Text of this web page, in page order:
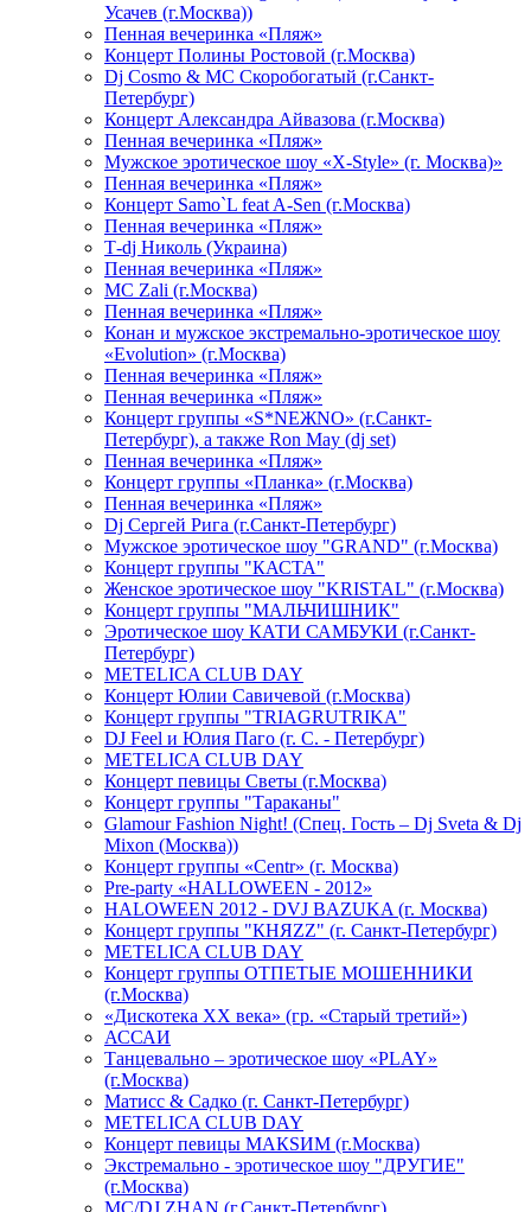
Усачев (г.Москва))
Пенная вечеринка «Пляж»
Концерт Полины Ростовой (г.Москва)
Dj Cosmo & МС Скоробогатый (г.Санкт-
Петербург)
Концерт Александра Айвазова (г.Москва)
Пенная вечеринка «Пляж»
Мужское эротическое шоу «X-Style» (г. Москва)»
Пенная вечеринка «Пляж»
Концерт Samo`L feat A-Sen (г.Москва)
Пенная вечеринка «Пляж»
Т-dj Николь (Украина)
Пенная вечеринка «Пляж»
МС Zali (г.Москва)
Пенная вечеринка «Пляж»
Конан и мужское экстремально-эротическое шоу
«Evolution» (г.Москва)
Пенная вечеринка «Пляж»
Пенная вечеринка «Пляж»
Концерт группы «S*NEЖNO» (г.Санкт-
Петербург), а также Ron May (dj set)
Пенная вечеринка «Пляж»
Концерт группы «Планка» (г.Москва)
Пенная вечеринка «Пляж»
Dj Сергей Рига (г.Санкт-Петербург)
Мужское эротическое шоу "GRAND" (г.Москва)
Концерт группы "КАСТА"
Женское эротическое шоу "KRISTAL" (г.Москва)
Концерт группы "МАЛЬЧИШНИК"
Эротическое шоу КАТИ САМБУКИ (г.Санкт-
Петербург)
METELICA CLUB DAY
Концерт Юлии Савичевой (г.Москва)
Концерт группы "TRIAGRUTRIKA"
DJ Feel и Юлия Паго (г. С. - Петербург)
METELICA CLUB DAY
Концерт певицы Светы (г.Москва)
Концерт группы "Тараканы"
Glamour Fashion Night! (Спец. Гость – Dj Sveta & Dj
Mixon (Москва))
Концерт группы «Centr» (г. Москва)
Pre-party «HALLOWEEN - 2012»
HALOWEEN 2012 - DVJ BAZUKA (г. Москва)
Концерт группы "КНЯZZ" (г. Санкт-Петербург)
METELICA CLUB DAY
Концерт группы ОТПЕТЫЕ МОШЕННИКИ
(г.Москва)
«Дискотека ХХ века» (гр. «Старый третий»)
АССАИ
Танцевально – эротическое шоу «PLAY»
(г.Москва)
Матисс & Садко (г. Санкт-Петербург)
METELICA CLUB DAY
Концерт певицы МАКSИМ (г.Москва)
Экстремально - эротическое шоу "ДРУГИЕ"
(г.Москва)
МС/DJ ZHAN (г.Санкт-Петербург)